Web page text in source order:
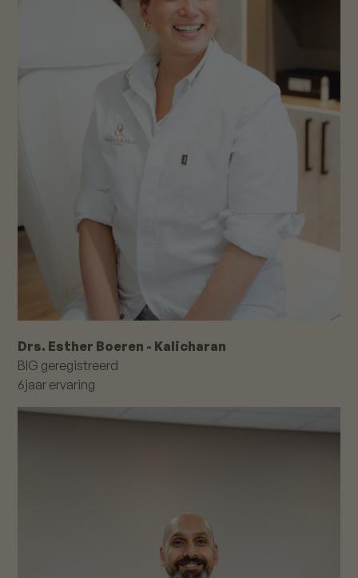
Drs. Esther Boeren - Kalicharan
BIG geregistreerd
6jaar ervaring